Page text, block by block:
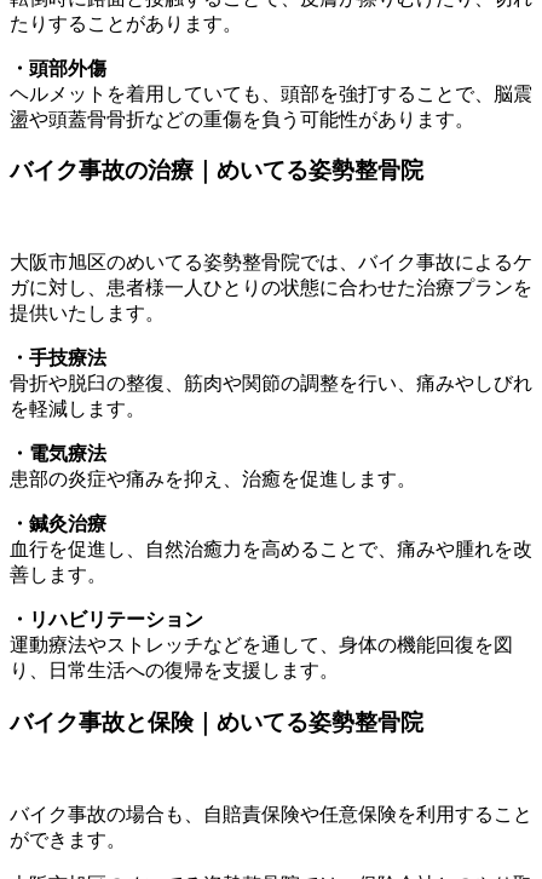
たりすることがあります。
・頭部外傷
ヘルメットを着用していても、頭部を強打することで、脳震
盪や頭蓋骨骨折などの重傷を負う可能性があります。
バイク事故の治療｜めいてる姿勢整骨院
大阪市旭区のめいてる姿勢整骨院では、バイク事故によるケ
ガに対し、患者様一人ひとりの状態に合わせた治療プランを
提供いたします。
・手技療法
骨折や脱臼の整復、筋肉や関節の調整を行い、痛みやしびれ
を軽減します。
・電気療法
患部の炎症や痛みを抑え、治癒を促進します。
・鍼灸治療
血行を促進し、自然治癒力を高めることで、痛みや腫れを改
善します。
・リハビリテーション
運動療法やストレッチなどを通して、身体の機能回復を図
り、日常生活への復帰を支援します。
バイク事故と保険｜めいてる姿勢整骨院
バイク事故の場合も、自賠責保険や任意保険を利用すること
ができます。